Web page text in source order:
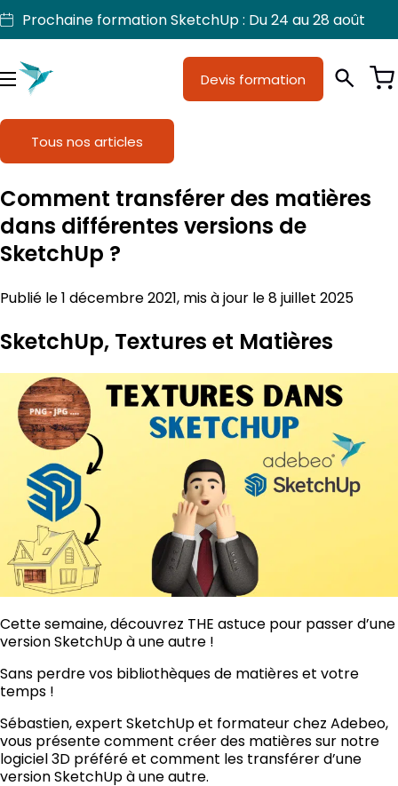
Aller
au
contenu
Prochaine formation SketchUp : Du 24 au 28 août
MenuJe suis
Licences SketchUp
Nos produits
Support
Devis formation
Tous nos articles
Comment transférer des matières
dans différentes versions de
SketchUp ?
Publié le 1 décembre 2021, mis à jour le 8 juillet 2025
SketchUp, Textures et Matières
Cette semaine, découvrez THE astuce pour passer d’une
version SketchUp à une autre !
Sans perdre vos bibliothèques de matières et votre
temps !
Sébastien, expert SketchUp et formateur chez Adebeo,
vous présente comment créer des matières sur notre
logiciel 3D préféré et comment les transférer d’une
version SketchUp à une autre.